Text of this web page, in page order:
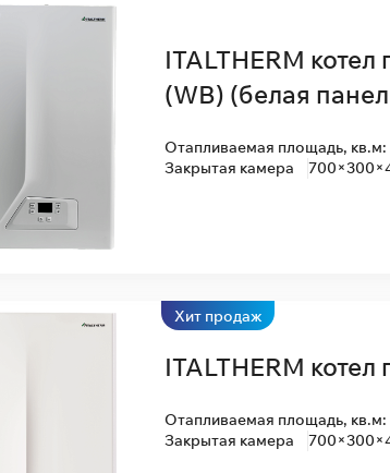
ITALTHERM
(WB) (белая
Отапливаемая площадь, кв.м:
Закрытая камера
Хит продаж
ITALTHERM
Отапливаемая площадь, кв.м:
Закрытая камера